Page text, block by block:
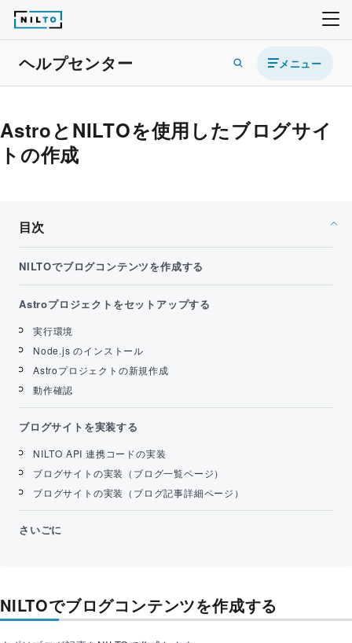
ヘルプセンター メニュー
AstroとNILTOを使用したブログサイ
トの作成
目次
NILTOでブログコンテンツを作成する
Astroプロジェクトをセットアップする
実行環境
Node.js のインストール
Astroプロジェクトの新規作成
動作確認
ブログサイトを実装する
NILTO API 連携コードの実装
ブログサイトの実装（ブログ一覧ページ）
ブログサイトの実装（ブログ記事詳細ページ）
さいごに
NILTOでブログコンテンツを作成する